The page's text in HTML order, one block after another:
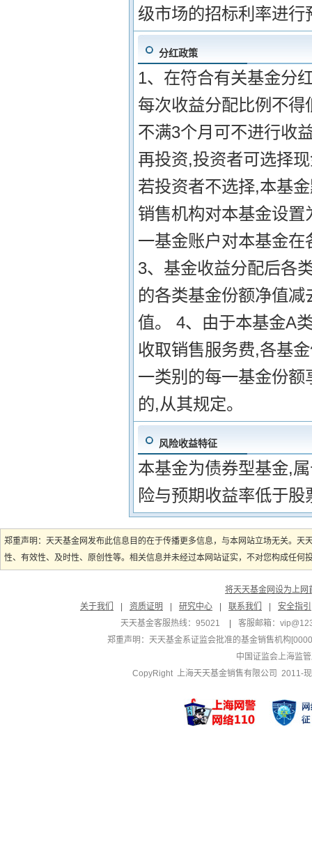
级市场的招标利率进
分红政策
1、在符合有关基金分
每次收益分配比例不
不满3个月可不进行收
再投资,投资者可选择
若投资者不选择,本基
销售机构对本基金设
一基金账户对本基金
3、基金收益分配后各
的各类基金份额净值
值。 4、由于本基金A
收取销售服务费,各基
一类别的每一基金份
的,从其规定。
风险收益特征
本基金为债券型基金,
险与预期收益率低于
郑重声明：天天基金网发布此信息目的在于传播更多信息，与本网站立场无关。
性、有效性、及时性、原创性等。相关信息并未经过本网站证实，不对您构成任
将天天基金网设为上网
关于我们
资质证明 研究中心 联系我们
安全指引
天天基金客服热线：95021
客服邮箱：
郑重声明： 天天基金系证监会批准的基金销售机构
中国证监会上海监
CopyRight 上海天天基金销售有限公司 2011-